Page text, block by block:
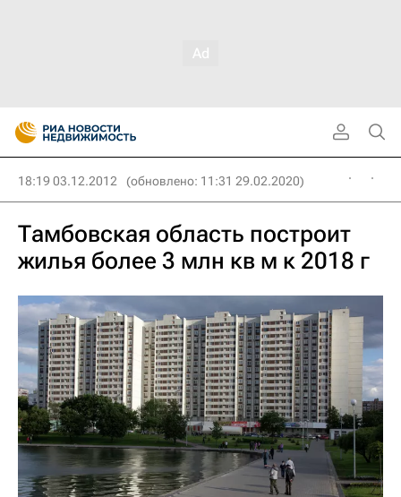
18:19 03.12.2012 (обновлено: 11:31 29.02.2020)
Тамбовская область построит
жилья более 3 млн кв м к 2018 г